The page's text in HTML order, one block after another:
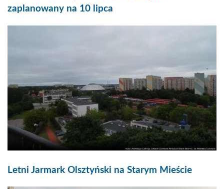
zaplanowany na 10 lipca
Letni Jarmark Olsztyński na Starym Mieście